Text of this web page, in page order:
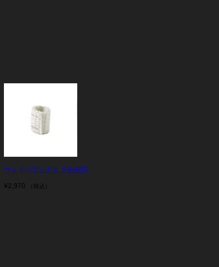
ヴェイパラックス 予熱用芯
¥2,970 （税込）